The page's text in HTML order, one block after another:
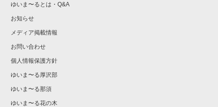
ゆいま〜るとは・Q&A
お知らせ
メディア掲載情報
お問い合わせ
個人情報保護方針
ゆいま〜る厚沢部
ゆいま〜る那須
ゆいま〜る花の木